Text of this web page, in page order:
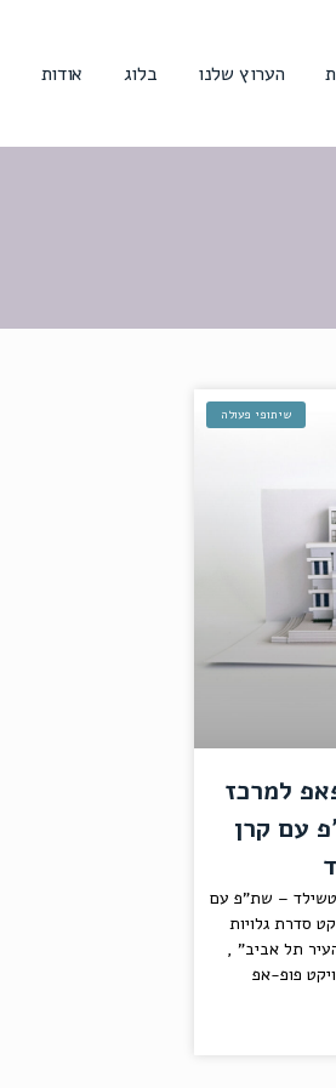
הערוץ שלנו בלוג אודות
שיתופי פעולה
למרכז
עם קרן
– שת"פ עם
סדרת גלויות
תל אביב" ,
פופ-אפ